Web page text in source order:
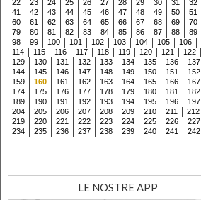
22 23 24 25 26 27 28 29 30 31 32
41
42 43 44 45 46 47 48 49 50 51
60
61 62 63 64 65 66 67 68 69 70
79
80 81 82 83 84 85 86 87 88 89
98
99 100 101 102 103 104 105 106
114
115 116 117 118 119 120 121 122
129
130 131 132 133 134 135 136 137
144
145 146 147 148 149 150 151 152
159
160 161 162 163 164 165 166 167
174
175 176 177 178 179 180 181 182
189
190 191 192 193 194 195 196 197
204
205 206 207 208 209 210 211 212
219
220 221 222 223 224 225 226 227
234
235 236 237 238 239 240 241 242
LE NOSTRE APP